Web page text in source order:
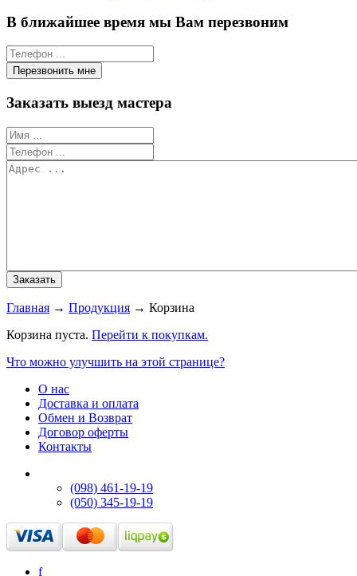
В ближайшее время мы Вам перезвоним
Заказать выезд мастера
Главная → Продукция → Корзина
Корзина пуста. Перейти к покупкам.
Что можно улучшить на этой странице?
О нас
Доставка и оплата
Обмен и Возврат
Договор оферты
Контакты
(098) 461-19-19
(050) 345-19-19
f